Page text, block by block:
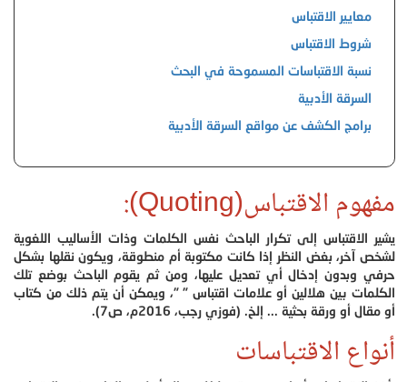
معايير الاقتباس
شروط الاقتباس
نسبة الاقتباسات المسموحة في البحث
السرقة الأدبية
برامج الكشف عن مواقع السرقة الأدبية
مفهوم الاقتباس(Quoting):
يشير الاقتباس إلى تكرار الباحث نفس الكلمات وذات الأساليب اللغوية
لشخص آخر، بغض النظر إذا كانت مكتوبة أم منطوقة، ويكون نقلها بشكل
حرفي وبدون إدخال أي تعديل عليها، ومن ثم يقوم الباحث بوضع تلك
الكلمات بين هلالين أو علامات اقتباس " "، ويمكن أن يتم ذلك من كتاب
أو مقال أو ورقة بحثية ... إلخ. (فوزي رجب، 2016م، ص7).
أنواع الاقتباسات